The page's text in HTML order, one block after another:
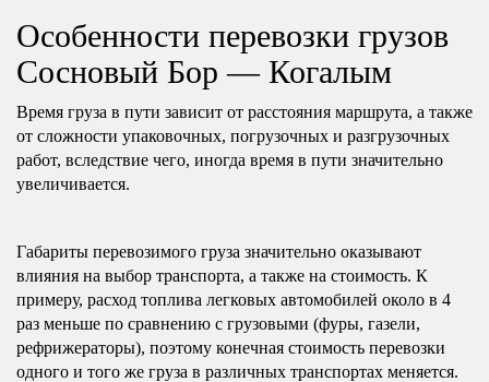
Особенности перевозки грузов
Сосновый Бор — Когалым
Время груза в пути зависит от расстояния маршрута, а также
от сложности упаковочных, погрузочных и разгрузочных
работ, вследствие чего, иногда время в пути значительно
увеличивается.
Габариты перевозимого груза значительно оказывают
влияния на выбор транспорта, а также на стоимость. К
примеру, расход топлива легковых автомобилей около в 4
раз меньше по сравнению с грузовыми (фуры, газели,
рефрижераторы), поэтому конечная стоимость перевозки
одного и того же груза в различных транспортах меняется.